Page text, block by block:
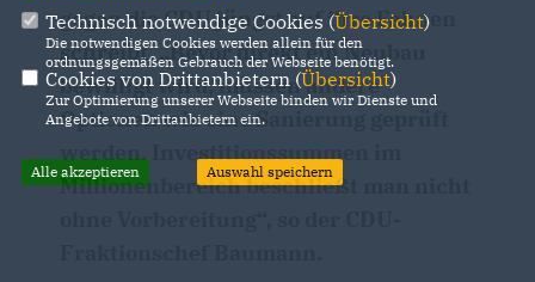
gegen die CDU jüngst auf ihre Fahnen
schreibt. „Bevor direkt ein Neubau
bewilligt wird, müssen andere
Optionen wie eine Sanierung geprüft
werden. Investitionssummen im
Millionenbereich beschließt man nicht
Technisch notwendige Cookies (Übersicht)
Die notwendigen Cookies werden allein für den
ordnungsgemäßen Gebrauch der Webseite benötigt.
Cookies von Drittanbietern (Übersicht)
Zur Optimierung unserer Webseite binden wir Dienste und
Angebote von Drittanbietern ein.
Alle akzeptieren Auswahl speichern